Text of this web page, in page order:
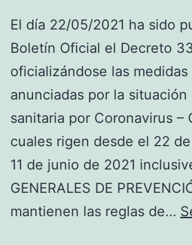
El día 22/05/2021 ha sido
Boletín Oficial el Decreto
oficializándose las
anunciadas por la
sanitaria por Coronavirus –
cuales rigen desde el 22
11 de junio de 2021
GENERALES DE
mantienen las reglas de…